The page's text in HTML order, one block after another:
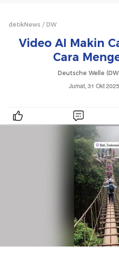
detikNews DW
Video AI Makin
Cara
Deutsche Welle
Jumat, 31 Okt